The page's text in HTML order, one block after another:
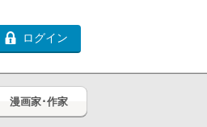
ログイン
漫画家･作家